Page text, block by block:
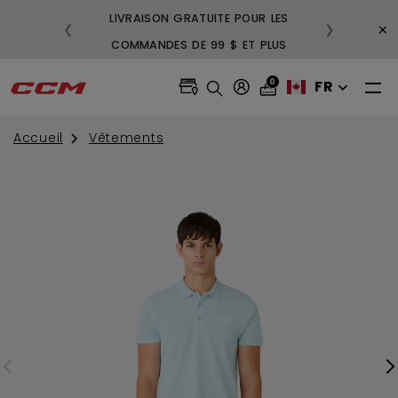
LIVRAISON GRATUITE POUR LES
COMMANDES DE 99 $ ET PLUS
❮ ❯ ×
0 FR
Accueil Vêtements